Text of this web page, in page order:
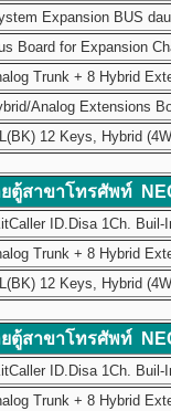
Expansion BUS
Board for Expansion
Trunk + 8 Hybrid
Analog Extensions
12 Keys, Hybrid
ตู้สาขาโทรศัพท์
ID.Disa 1Ch.
Trunk + 8 Hybrid
12 Keys, Hybrid
ตู้สาขาโทรศัพท์
ID.Disa 1Ch.
Trunk + 8 Hybrid